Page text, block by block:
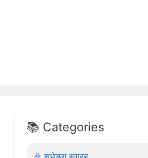
📚 Categories